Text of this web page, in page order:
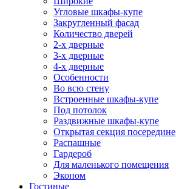
Угловые шкафы-купе
Закругленный фасад
Количество дверей
2-х дверные
3-х дверные
4-х дверные
Особенности
Во всю стену
Встроенные шкафы-купе
Под потолок
Раздвижные шкафы-купе
Открытая секция посередине
Распашные
Гардероб
Для маленького помещения
Эконом
Гостиные